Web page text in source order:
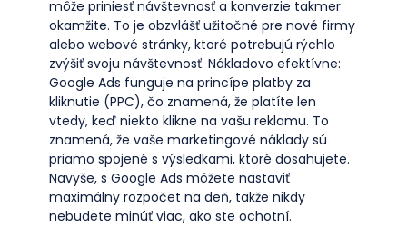
môže priniesť návštevnosť a konverzie takmer
okamžite. To je obzvlášť užitočné pre nové firmy
alebo webové stránky, ktoré potrebujú rýchlo
zvýšiť svoju návštevnosť. Nákladovo efektívne:
Google Ads funguje na princípe platby za
kliknutie (PPC), čo znamená, že platíte len
vtedy, keď niekto klikne na vašu reklamu. To
znamená, že vaše marketingové náklady sú
priamo spojené s výsledkami, ktoré dosahujete.
Navyše, s Google Ads môžete nastaviť
maximálny rozpočet na deň, takže nikdy
nebudete minúť viac, ako ste ochotní.